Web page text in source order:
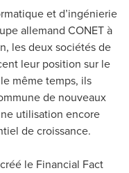
et d’ingénierie
allemand CONET à
les deux sociétés de
leur position sur le
même temps, ils
de nouveaux
utilisation encore
de croissance.
le Financial Fact
Zurich